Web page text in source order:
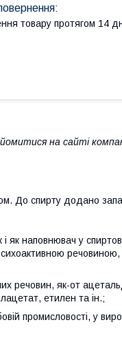
товару протягом 14
на сайті
До спирту додано
як наповнювач у
речовиною,
речовин, як-от
етилен та ін.;
промисловості, у